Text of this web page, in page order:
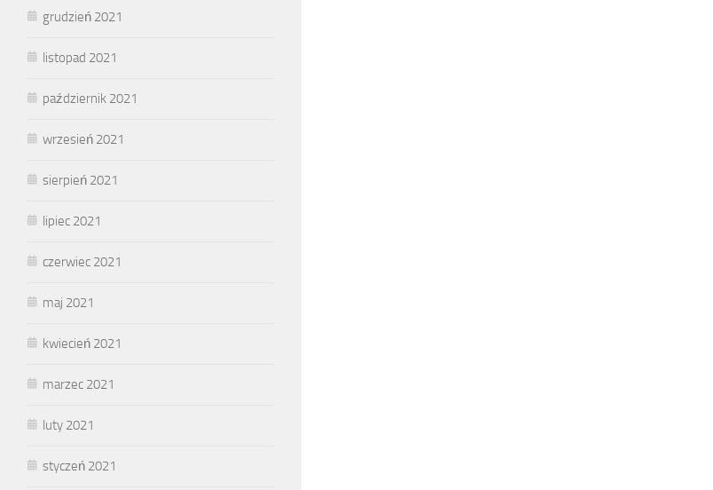
grudzień 2021
listopad 2021
październik 2021
wrzesień 2021
sierpień 2021
lipiec 2021
czerwiec 2021
maj 2021
kwiecień 2021
marzec 2021
luty 2021
styczeń 2021